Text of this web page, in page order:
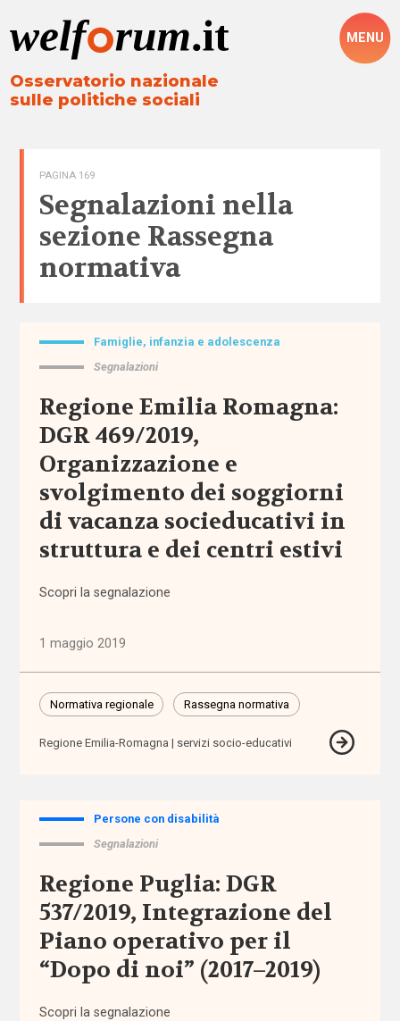
Osservatorio nazionale
sulle politiche sociali
MENU
PAGINA 169
Segnalazioni nella
sezione Rassegna
normativa
Tutto
Altre
politiche
(1.316)
Anziani
(744)
infanzia e
(2.207)
(1.071)
Persone
Politiche
del welfare
(1.768)
Povertà e
disuguaglianze
Famiglie, infanzia e adolescenza
Segnalazioni
Regione Emilia Romagna:
DGR 469/2019,
Organizzazione e
svolgimento dei soggiorni
di vacanza socieducativi in
struttura e dei centri estivi
Scopri la segnalazione
1 maggio 2019
Normativa regionale Rassegna normativa
Regione Emilia-Romagna servizi socio-educativi
Persone con disabilità
Segnalazioni
Regione Puglia: DGR
537/2019, Integrazione del
Piano operativo per il
“Dopo di noi” (2017–2019)
Scopri la segnalazione